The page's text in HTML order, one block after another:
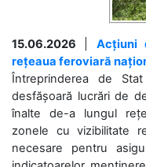
15.06.2026
Acțiuni
rețeaua feroviară
Întreprinderea de
desfășoară lucrări de
înalte de-a lungul
zonele cu vizibilitate
necesare pentru